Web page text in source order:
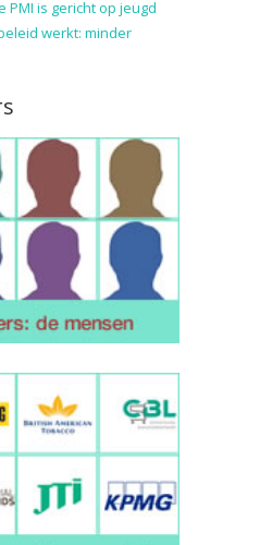
PMI is gericht op jeugd
werkt: minder